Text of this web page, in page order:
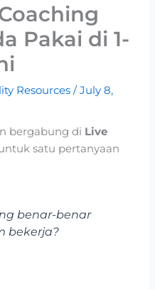
Pakai di 1-
Resources/July 8,
bergabung di Live
satu pertanyaan
benar-benar
bekerja?